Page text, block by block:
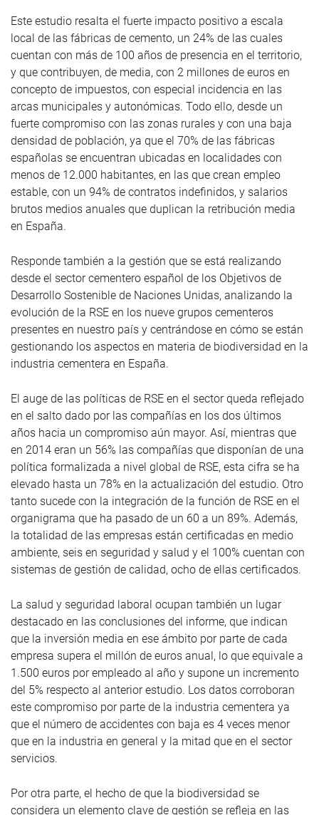
Este estudio resalta el fuerte impacto positivo a escala
local de las fábricas de cemento, un 24% de las cuales
cuentan con más de 100 años de presencia en el territorio,
y que contribuyen, de media, con 2 millones de euros en
concepto de impuestos, con especial incidencia en las
arcas municipales y autonómicas. Todo ello, desde un
fuerte compromiso con las zonas rurales y con una baja
densidad de población, ya que el 70% de las fábricas
españolas se encuentran ubicadas en localidades con
menos de 12.000 habitantes, en las que crean empleo
estable, con un 94% de contratos indefinidos, y salarios
brutos medios anuales que duplican la retribución media
en España.
Responde también a la gestión que se está realizando
desde el sector cementero español de los Objetivos de
Desarrollo Sostenible de Naciones Unidas, analizando la
evolución de la RSE en los nueve grupos cementeros
presentes en nuestro país y centrándose en cómo se están
gestionando los aspectos en materia de biodiversidad en la
industria cementera en España.
El auge de las políticas de RSE en el sector queda reflejado
en el salto dado por las compañías en los dos últimos
años hacia un compromiso aún mayor. Así, mientras que
en 2014 eran un 56% las compañías que disponían de una
política formalizada a nivel global de RSE, esta cifra se ha
elevado hasta un 78% en la actualización del estudio. Otro
tanto sucede con la integración de la función de RSE en el
organigrama que ha pasado de un 60 a un 89%. Además,
la totalidad de las empresas están certificadas en medio
ambiente, seis en seguridad y salud y el 100% cuentan con
sistemas de gestión de calidad, ocho de ellas certificados.
La salud y seguridad laboral ocupan también un lugar
destacado en las conclusiones del informe, que indican
que la inversión media en ese ámbito por parte de cada
empresa supera el millón de euros anual, lo que equivale a
1.500 euros por empleado al año y supone un incremento
del 5% respecto al anterior estudio. Los datos corroboran
este compromiso por parte de la industria cementera ya
que el número de accidentes con baja es 4 veces menor
que en la industria en general y la mitad que en el sector
servicios.
Por otra parte, el hecho de que la biodiversidad se
considera un elemento clave de gestión se refleja en las